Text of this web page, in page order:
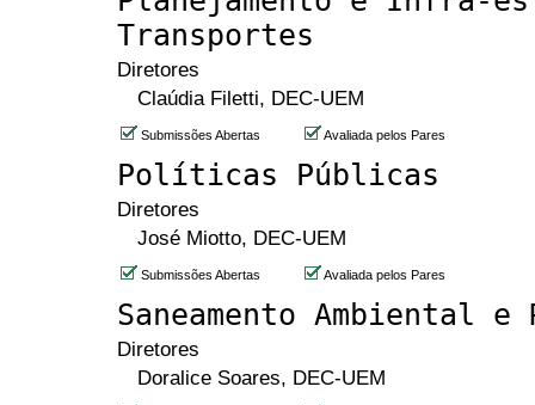
Transportes
Diretores
Claúdia Filetti, DEC-UEM
Submissões Abertas Avaliada pelos Pares
Políticas Públicas
Diretores
José Miotto, DEC-UEM
Submissões Abertas Avaliada pelos Pares
Saneamento Ambiental
Diretores
Doralice Soares, DEC-UEM